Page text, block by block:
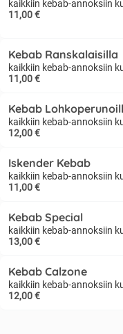
11,00 €
Kebab Ranskalaisilla
11,00 €
Kebab
12,00 €
Iskender Kebab
11,00 €
Kebab Special
13,00 €
Kebab Calzone
12,00 €